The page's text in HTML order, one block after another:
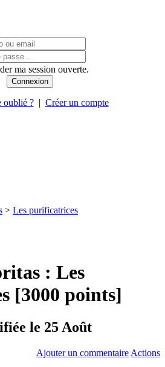
ma session ouverte.
oublié ?| Créer un compte
> Les purificatrices
: Les
[3000 points]
le 25 Août
Ajouter un commentaire Actions